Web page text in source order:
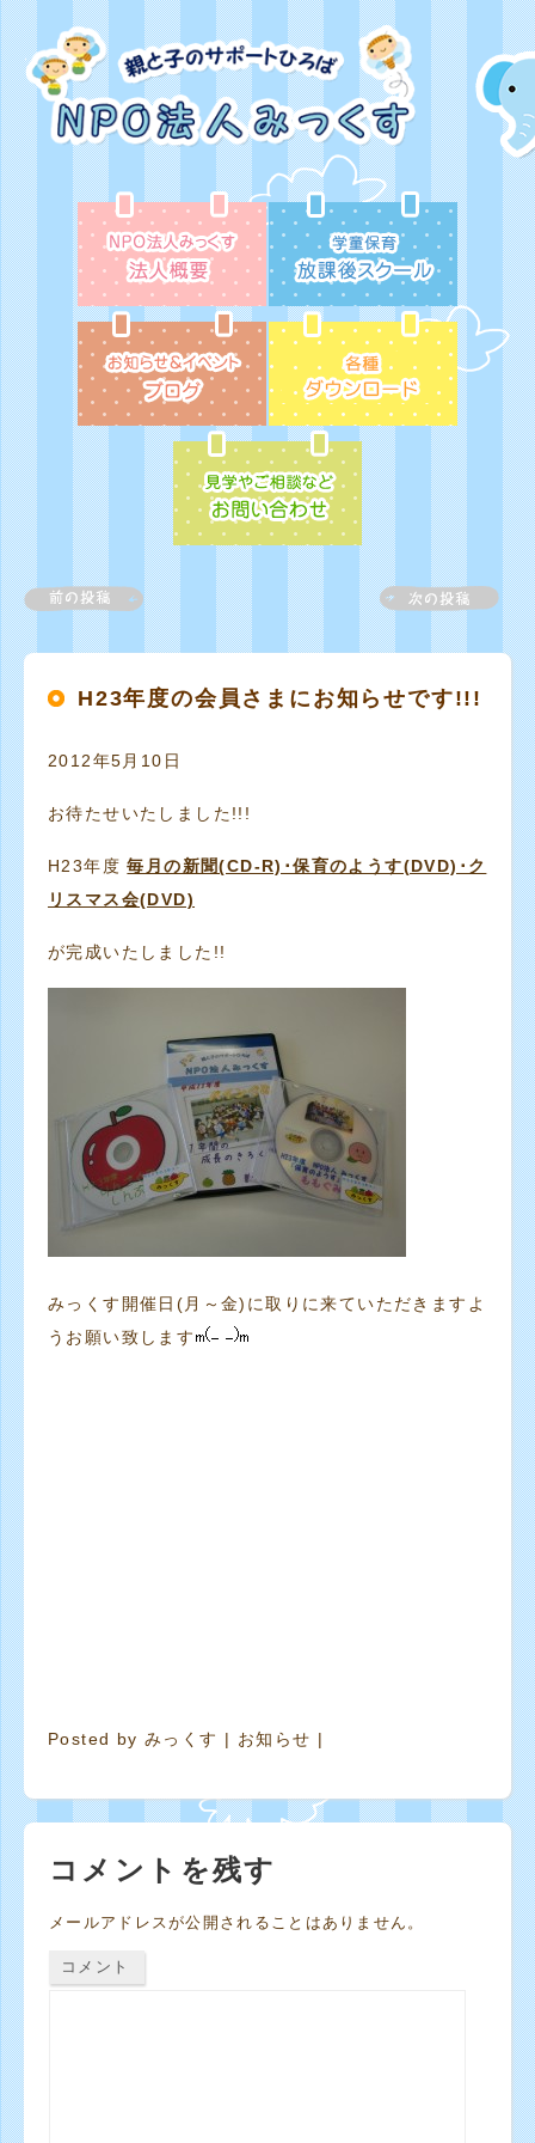
H23年度の会員さまにお知らせです!!!
2012年5月10日
お待たせいたしました!!!
H23年度毎月の新聞(CD-R)･保育のようす(DVD)･ク
リスマス会(DVD)
が完成いたしました!!
みっくす開催日(月～金)に取りに来ていただきますよ
うお願い致します
Posted byみっくす | お知らせ |
コメントを残す
メールアドレスが公開されることはありません。
コメント